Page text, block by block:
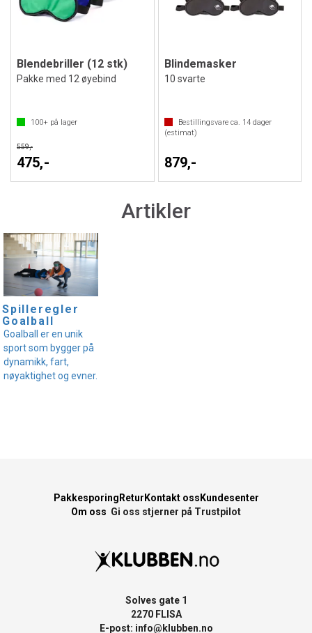
Blendebriller (12 stk)
Pakke med 12 øyebind
100+ på lager
559,-
475,-
Blindemasker
10 svarte
Bestillingsvare ca. 14dager
(estimat)
879,-
Artikler
Spilleregler
Goalball
Goalball er en unik
sport som bygger på
dynamikk, fart,
nøyaktighet og evner.
Pakkesporing Retur Kontakt oss Kundesenter
Om oss Gi oss stjerner på Trustpilot
Solves gate 1
2270 FLISA
E-post: info@klubben.no